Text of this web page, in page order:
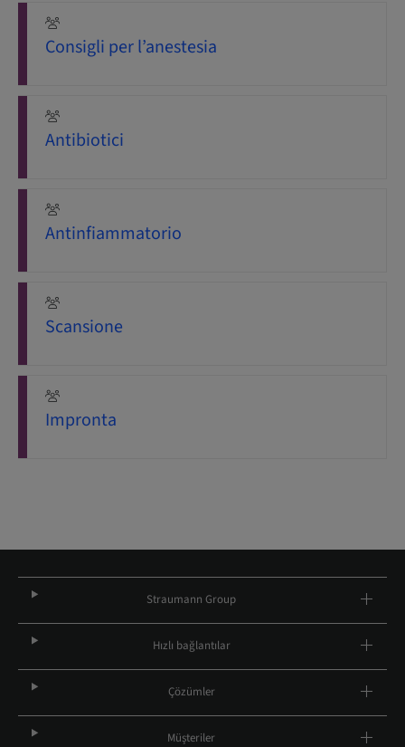
Consigli per l’anestesia
Antibiotici
Antinfiammatorio
Scansione
Impronta
Straumann Group
Hızlı bağlantılar
Çözümler
Müşteriler